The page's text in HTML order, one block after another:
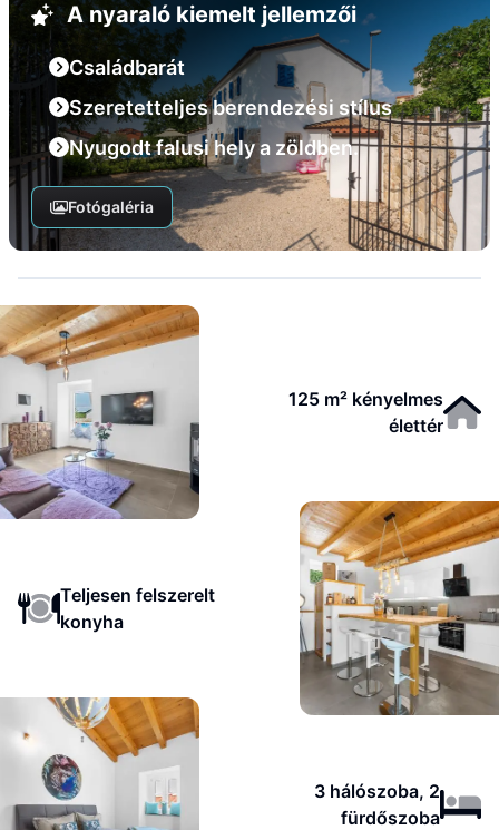
A nyaraló kiemelt jellemzői
Családbarát
Szeretetteljes berendezési stílus
Nyugodt falusi hely a zöldben.
Fotógaléria
125 m² kényelmes
élettér
Teljesen felszerelt
konyha
3 hálószoba, 2
fürdőszoba